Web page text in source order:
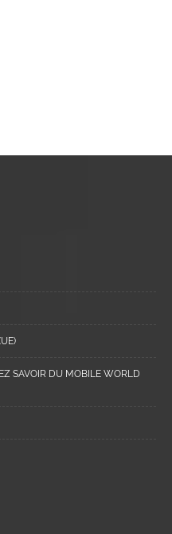
SAVOIR DU MOBILE WORLD